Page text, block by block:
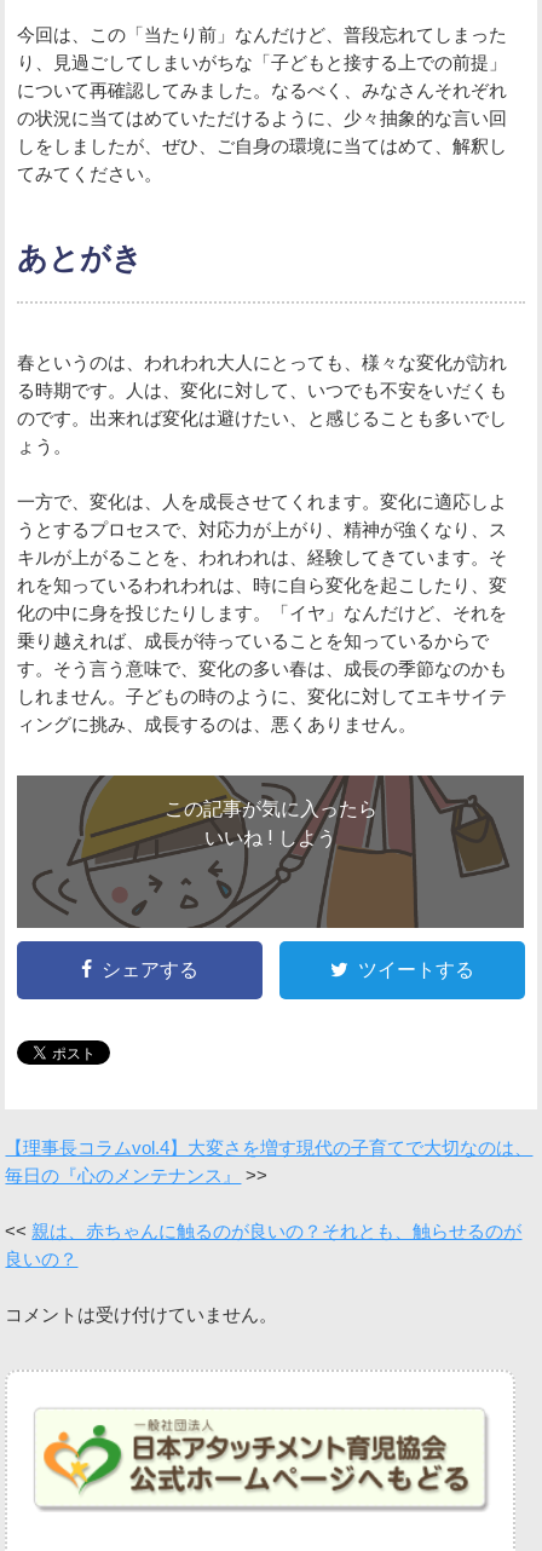
今回は、この「当たり前」なんだけど、普段忘れてしまった
り、見過ごしてしまいがちな「子どもと接する上での前提」
について再確認してみました。なるべく、みなさんそれぞれ
の状況に当てはめていただけるように、少々抽象的な言い回
しをしましたが、ぜひ、ご自身の環境に当てはめて、解釈し
てみてください。
あとがき
春というのは、われわれ大人にとっても、様々な変化が訪れ
る時期です。人は、変化に対して、いつでも不安をいだくも
のです。出来れば変化は避けたい、と感じることも多いでし
ょう。
一方で、変化は、人を成長させてくれます。変化に適応しよ
うとするプロセスで、対応力が上がり、精神が強くなり、ス
キルが上がることを、われわれは、経験してきています。そ
れを知っているわれわれは、時に自ら変化を起こしたり、変
化の中に身を投じたりします。「イヤ」なんだけど、それを
乗り越えれば、成長が待っていることを知っているからで
す。そう言う意味で、変化の多い春は、成長の季節なのかも
しれません。子どもの時のように、変化に対してエキサイテ
ィングに挑み、成長するのは、悪くありません。
この記事が気に入ったら
いいね ! しよう
シェアする ツイートする
【理事長コラムvol.4】大変さを増す現代の子育てで大切なのは、
毎日の『心のメンテナンス』
親は、赤ちゃんに触るのが良いの？それとも、触らせるのが
良いの？
コメントは受け付けていません。